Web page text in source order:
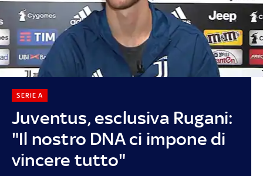
Juventus, esclusiva Rugani:
"Il nostro DNA ci impone di
vincere tutto"
SERIE A